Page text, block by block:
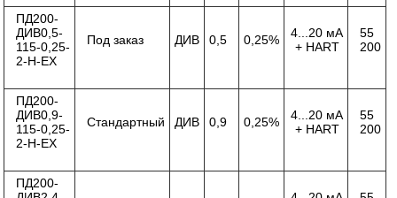
ПД200-
ДИВ0,5-
115-0,25-
2-Н-ЕХ
Под заказ ДИВ 0,5 0,25%
4...20 мА
+ HART
55
200
ПД200-
ДИВ0,9-
115-0,25-
2-Н-ЕХ
Стандартный ДИВ 0,9 0,25%
4...20 мА
+ HART
55
200
ПД200-